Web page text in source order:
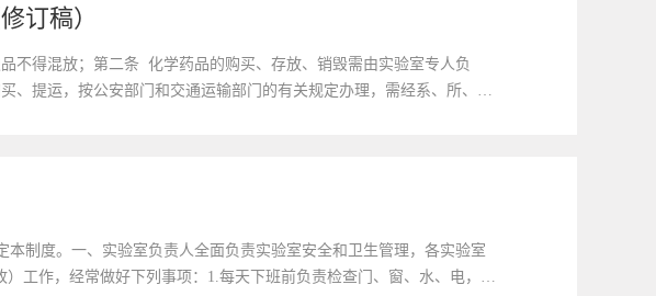
订稿）
不得混放；第二条 化学药品的购买、存放、销毁需由实验室专人负
、提运，按公安部门和交通运输部门的有关规定办理，需经系、所、中
制度。一、实验室负责人全面负责实验室安全和卫生管理，各实验室
工作，经常做好下列事项：1.每天下班前负责检查门、窗、水、电，以